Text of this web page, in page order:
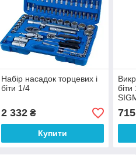
Набір насадок торцевих і
біти 1/4
2 332₴
Купити
715